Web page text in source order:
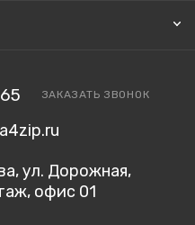
ЗАКАЗАТЬ ЗВОНОК
ул. Дорожная,
офис 01